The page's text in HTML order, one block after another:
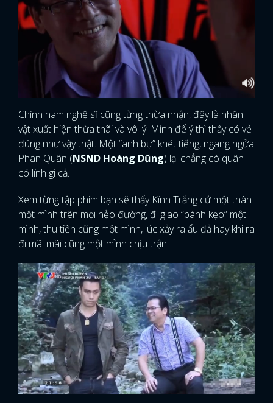
Chính nam nghệ sĩ cũng từng thừa nhận, đây là nhân
vật xuất hiện thừa thãi và vô lý. Mình để ý thì thấy có vẻ
đúng như vậy thật. Một “anh bự” khét tiếng, ngang ngửa
Phan Quân (NSND Hoàng Dũng) lại chẳng có quân
có lính gì cả.
Xem từng tập phim bạn sẽ thấy Kính Trắng cứ một thân
một mình trên mọi nẻo đường, đi giao “bánh kẹo” một
mình, thu tiền cũng một mình, lúc xảy ra ẩu đả hay khi ra
đi mãi mãi cũng một mình chịu trận.